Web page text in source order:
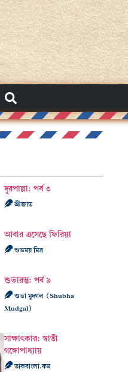
দূরপাল্লা: পর্ব ৩
শ্রীজাত
আবার এসেছে ফিরিয়া
শুভময় মিত্র
শুভারম্ভ: পর্ব ৯
শুভা মুদ্গল (Shubha
Mudgal)
সাক্ষাৎকার: স্বাতী
গঙ্গোপাধ্যায়
ডাকবাংলা.কম